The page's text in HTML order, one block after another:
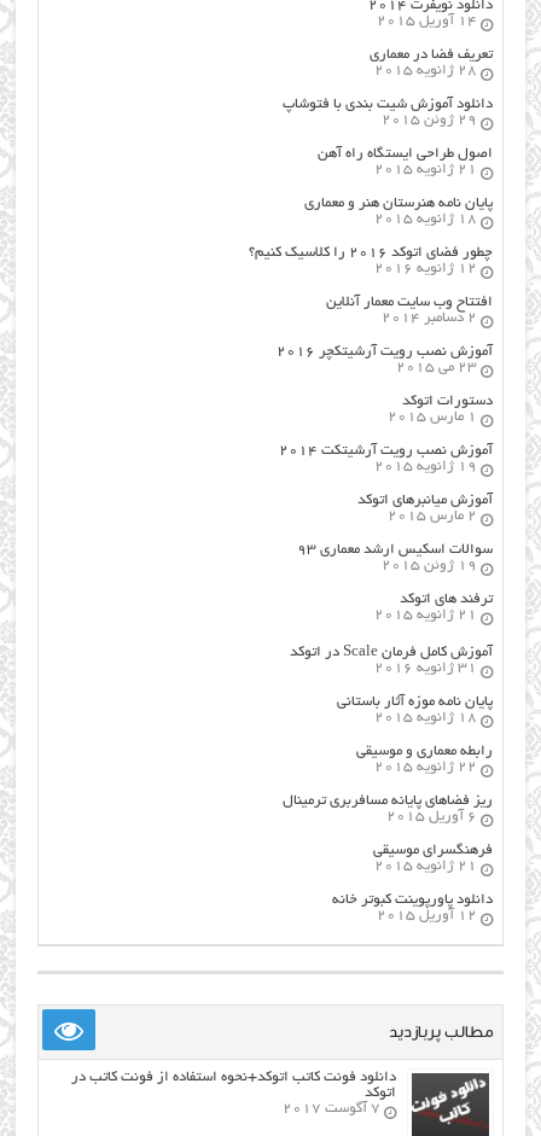
دانلود نویفرت ۲۰۱۴
14 آوریل 2015
تعریف فضا در معماری
28 ژانویه 2015
دانلود آموزش شیت بندی با فتوشاپ
29 ژوئن 2015
اصول طراحي ایستگاه راه آهن
21 ژانویه 2015
پایان نامه هنرستان هنر و معماري
18 ژانویه 2015
چطور فضای اتوکد ۲۰۱۶ را کلاسیک کنیم؟
12 ژانویه 2016
افتتاح وب سایت معمار آنلاین
2 دسامبر 2014
آموزش نصب رویت آرشیتکچر ۲۰۱۶
23 می 2015
دستورات اتوکد
1 مارس 2015
آموزش نصب رویت آرشیتکت ۲۰۱۴
19 ژانویه 2015
آموزش میانبرهای اتوکد
2 مارس 2015
سوالات اسکیس ارشد معماری ۹۳
19 ژوئن 2015
ترفند های اتوکد
21 ژانویه 2015
آموزش کامل فرمان Scale در اتوکد
31 ژانویه 2016
پایان نامه موزه آثار باستانی
18 ژانویه 2015
رابطه معماری و موسیقی
22 ژانویه 2015
ریز فضاهای پایانه مسافربری ترمینال
6 آوریل 2015
فرهنگسراي موسيقي
21 ژانویه 2015
دانلود پاورپوینت کبوتر خانه
12 آوریل 2015
مطالب پربازدید
دانلود فونت کاتب اتوکد+نحوه استفاده از فونت کاتب در
اتوکد
7 آگوست 2017